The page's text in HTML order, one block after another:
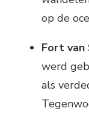
op de
Fort van
werd
als